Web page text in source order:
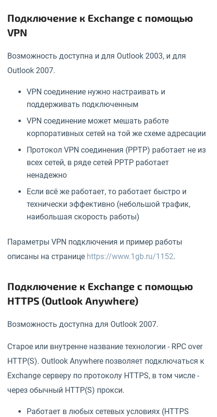
Подключение к Exchange с помощью
VPN
Возможность доступна и для Outlook 2003, и для
Outlook 2007.
VPN соединение нужно настраивать и
поддерживать подключенным
VPN соединение может мешать работе
корпоративных сетей на той же схеме адресации
Протокол VPN соединения (PPTP) работает не из
всех сетей, в ряде сетей PPTP работает
ненадежно
Если всё же работает, то работает быстро и
технически эффективно (небольшой трафик,
наибольшая скорость работы)
Параметры VPN подключения и пример работы
описаны на странице https://www.1gb.ru/1152.
Подключение к Exchange с помощью
HTTPS (Outlook Anywhere)
Возможность доступна для Outlook 2007.
Старое или внутренне название технологии - RPC over
HTTP(S). Outlook Anywhere позволяет подключаться к
Exchange серверу по протоколу HTTPS, в том числе -
через обычный HTTP(S) прокси.
Работает в любых сетевых условиях (HTTPS